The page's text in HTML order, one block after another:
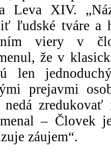
Leva XIV.
ľudské tváre a
viery v
že v
len
prejavmi
– Človek
záujem“.